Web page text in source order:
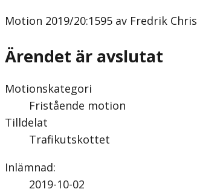
Motion 2019/20:1595 av Fredrik
Ärendet är avslutat
Motionskategori
Fristående motion
Tilldelat
Trafikutskottet
Inlämnad:
2019-10-02